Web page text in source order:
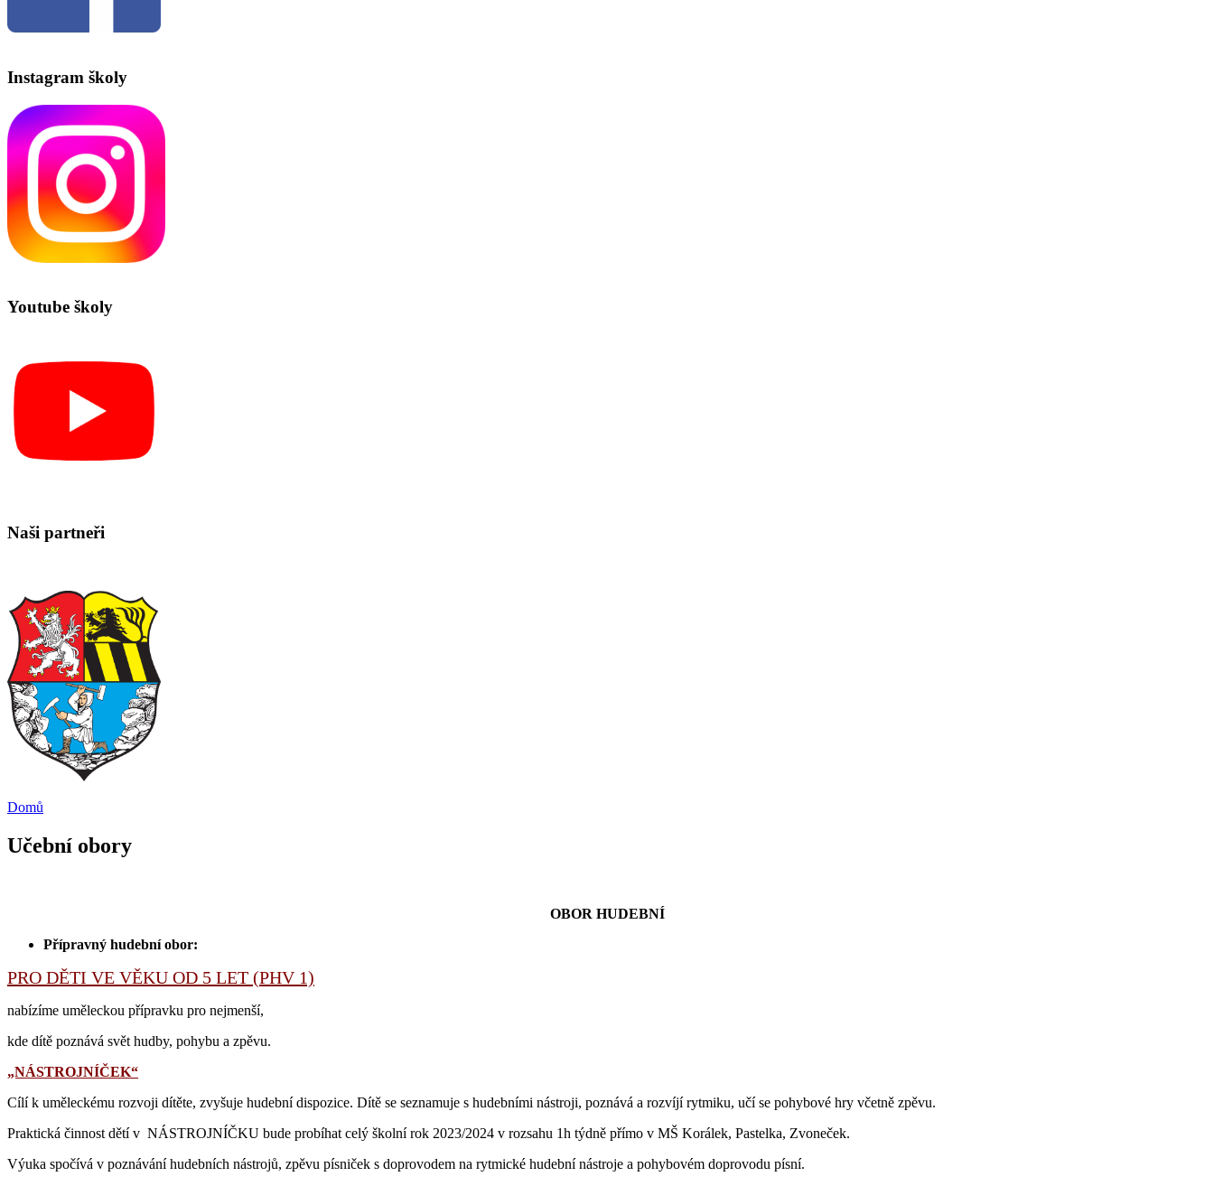
Instagram školy
Youtube školy
Naši partneři
Domů
Učební obory
OBOR HUDEBNÍ
Přípravný hudební obor:
PRO DĚTI VE VĚKU OD 5 LET (PHV 1)
nabízíme uměleckou přípravku pro nejmenší,
kde dítě poznává svět hudby, pohybu a zpěvu.
„NÁSTROJNÍČEK“
Cílí k uměleckému rozvoji dítěte, zvyšuje hudební dispozice. Dítě se seznamuje s hudebními nástroji, poznává a rozvíjí rytmiku, učí se pohybové hry včetně zpěvu.
Praktická činnost dětí v NÁSTROJNÍČKU bude probíhat celý školní rok 2023/2024 v rozsahu 1h týdně přímo v MŠ Korálek, Pastelka, Zvoneček.
Výuka spočívá v poznávání hudebních nástrojů, zpěvu písniček s doprovodem na rytmické hudební nástroje a pohybovém doprovodu písní.